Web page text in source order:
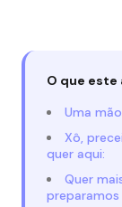
O que este
Uma
Xô,
quer aqui:
Quer